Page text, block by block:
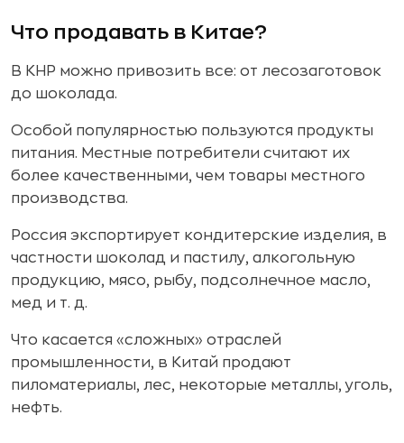
Что продавать в Китае?
В КНР можно привозить все: от лесозаготовок
до шоколада.
Особой популярностью пользуются продукты
питания. Местные потребители считают их
более качественными, чем товары местного
производства.
Россия экспортирует кондитерские изделия, в
частности шоколад и пастилу, алкогольную
продукцию, мясо, рыбу, подсолнечное масло,
мед и т. д.
Что касается «сложных» отраслей
промышленности, в Китай продают
пиломатериалы, лес, некоторые металлы, уголь,
нефть.